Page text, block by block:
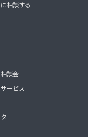
相談する
談会
ービス